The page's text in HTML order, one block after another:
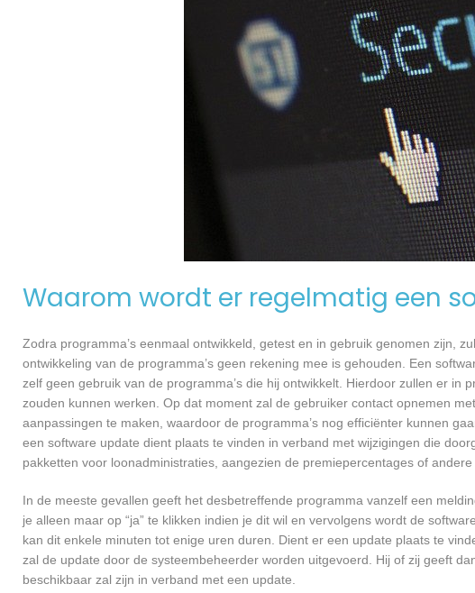
Waarom wordt er regelmatig een
Zodra programma’s eenmaal ontwikkeld, getest en in gebruik genomen zijn,
ontwikkeling van de programma’s geen rekening mee is gehouden. Een
zelf geen gebruik van de programma’s die hij ontwikkelt. Hierdoor zullen er
zouden kunnen werken. Op dat moment zal de gebruiker contact opnemen
aanpassingen te maken, waardoor de programma’s nog efficiënter kunnen
een software update dient plaats te vinden in verband met wijzigingen die
pakketten voor loonadministraties, aangezien de premiepercentages of andere
In de meeste gevallen geeft het desbetreffende programma vanzelf een
je alleen maar op “ja” te klikken indien je dit wil en vervolgens wordt de software
kan dit enkele minuten tot enige uren duren. Dient er een update plaats te
zal de update door de systeembeheerder worden uitgevoerd. Hij of zij geeft
beschikbaar zal zijn in verband met een update.